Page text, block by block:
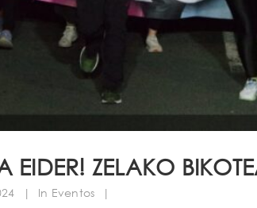
EIDER! ZELAKO
| In Eventos |